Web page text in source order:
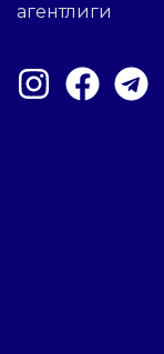
агентлиги